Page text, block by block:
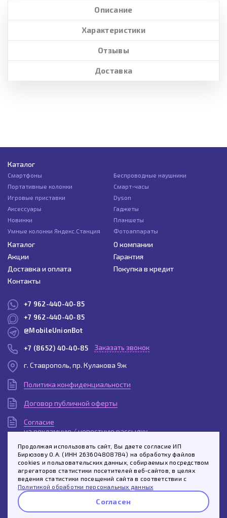
Продолжая использовать сайт, Вы даете согласие ИП
Бирюзову О.А. (ИНН 263604808784) на обработку файлов
cookies и пользовательских данных, собираемых посредством
агрегаторов статистики посетителей веб-сайтов, в целях
ведения статистики посещений сайта в соответствии с
Политикой обработки персональных данных
Согласен
Описание
Характеристики
Отзывы
Доставка
Спросить про этот товар
Whatsapp Telegram
Каталог
Смартфоны
Беспроводные наушники
Портативные колонки
Смарт-часы
Игровые приставки
Dyson
Аксессуары
Гаджеты
Новинки
Планшеты
Умные колонки Яндекс.Станция
Фотоаппараты
Каталог
О компании
Акции
Гарантия
Доставка и оплата
Покупка в кредит
Контакты
+7 962-440-40-85
+7 962-440-40-85
@MobileUnionBot
+7 (8652) 40-40-85 Заказать звонок
г. Ставрополь, пр. Кулакова 9ж
Политика конфиденциальности
Договор публичной оферты
Согласие
на рекламную / новостную рассылку
Согласие
на обработку персональных данных
Пользовательское
соглашение